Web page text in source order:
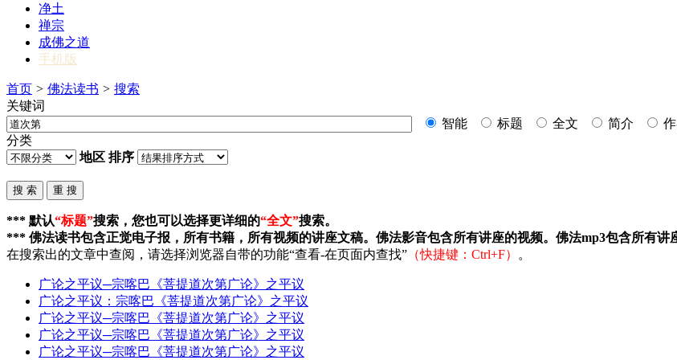
净土
禅宗
成佛之道
手机版
首页 > 佛法读书 > 搜索
关键词
智能
标题 全文 简介
分类
地区 排序
*** 默认“标题”搜索，您也可以选择更详细的“全文”搜索。
*** 佛法读书包含正觉电子报，所有书籍，所有视频的讲座文稿。佛法影音包含所有讲座的视频。佛法mp3包含所有讲
在搜索出的文章中查阅，请选择浏览器自带的功能“查看-在页面内查找” （快捷键：Ctrl+F） 。
广论之平议─宗喀巴《菩提道次第广论》之平议
广论之平议：宗喀巴《菩提道次第广论》之平议
广论之平议─宗喀巴《菩提道次第广论》之平议
广论之平议─宗喀巴《菩提道次第广论》之平议
广论之平议─宗喀巴《菩提道次第广论》之平议